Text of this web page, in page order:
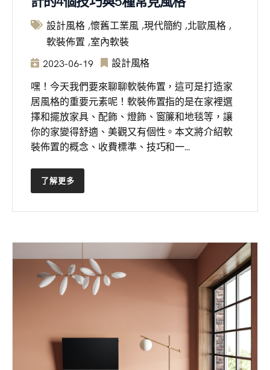
設計風格 懷舊工業風 現代簡約 北歐風格
軟裝佈置 室內軟裝
2023-06-19
設計風格
嘿！今天我們要來聊聊軟裝佈置，這可是打造家
居風格的重要元素呢！軟裝佈置指的是在家裡選
擇和擺放家具、配飾、燈飾、窗簾和地毯等，讓
你的家變得舒適、美觀又有個性。本文將介紹軟
裝佈置的概念、收費標準、技巧和一...
了解更多